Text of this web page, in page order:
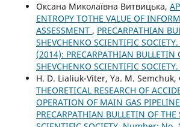
Оксана Миколаївна Витвицька,
ENTROPY TOTHE VALUE OF
ASSESSMENT , PRECARPATHIAN
SHEVCHENKO SCIENTIFIC
(2014): PRECARPATHIAN BULLETIN
SHEVCHENKO SCIENTIFIC
H. D. Lialiuk-Viter, Ya. M. Semchuk,
THEORETICAL RESEARCH OF
OPERATION OF MAIN GAS
PRECARPATHIAN BULLETIN OF THE